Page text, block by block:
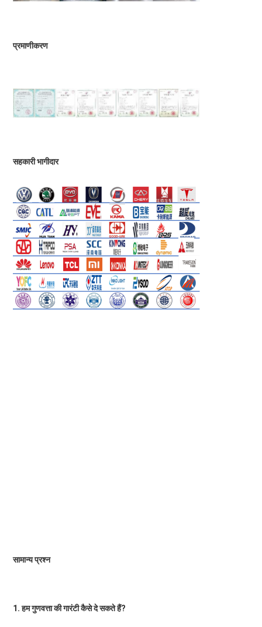
प्रमाणीकरण
सहकारी भागीदार
सामान्य प्रश्न
1. हम गुणवत्ता की गारंटी कैसे दे सकते हैं?